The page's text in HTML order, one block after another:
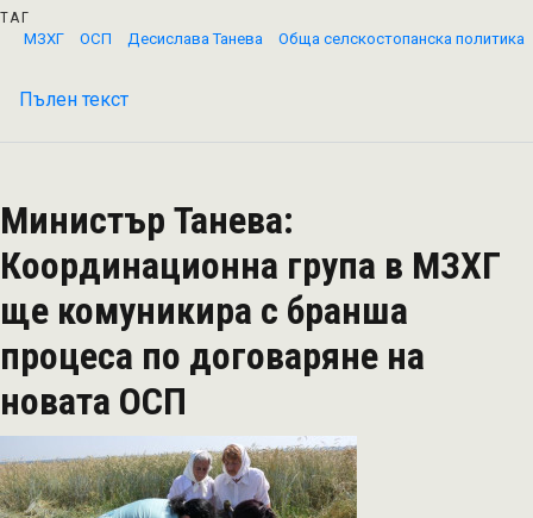
ТАГ
МЗХГ
ОСП Десислава Танева Обща селскостопанска политика
Пълен текст
открие
първата
дискусия
с
за
новата
2021-
2027
Министър Танева:
Координационна група в МЗХГ
ще комуникира с бранша
процеса по договаряне на
новата ОСП